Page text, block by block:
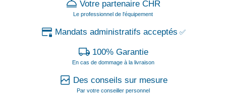
Votre partenaire CHR
Le professionnel de l'équipement
Mandats administratifs acceptés ✅
100% Garantie
En cas de dommage à la livraison
Des conseils sur mesure
Par votre conseiller personnel